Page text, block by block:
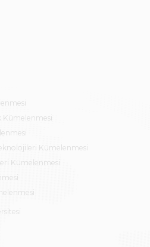
Kümelenmesi
Kümelenmesi
Kümelenmesi